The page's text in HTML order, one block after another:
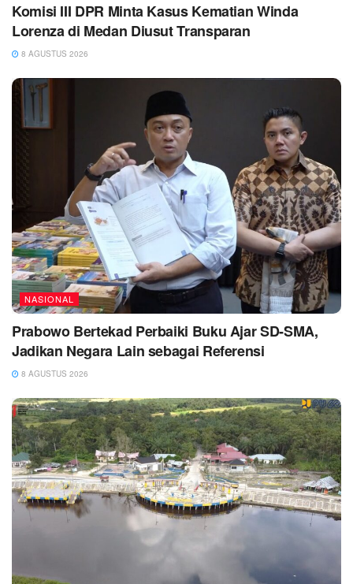
Komisi III DPR Minta Kasus Kematian Winda
Lorenza di Medan Diusut Transparan
8 AGUSTUS 2026
NASIONAL
Prabowo Bertekad Perbaiki Buku Ajar SD-SMA,
Jadikan Negara Lain sebagai Referensi
8 AGUSTUS 2026